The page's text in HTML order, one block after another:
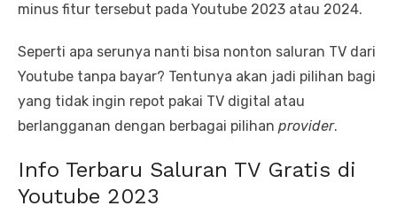
minus fitur tersebut pada Youtube 2023 atau 2024.
Seperti apa serunya nanti bisa nonton saluran TV dari
Youtube tanpa bayar? Tentunya akan jadi pilihan bagi
yang tidak ingin repot pakai TV digital atau
berlangganan dengan berbagai pilihan provider.
Info Terbaru Saluran TV Gratis di
Youtube 2023